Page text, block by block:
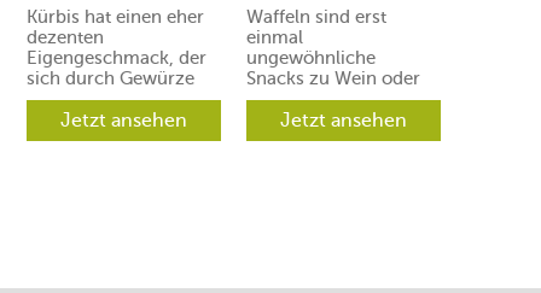
Kürbis hat einen eher
dezenten
Eigengeschmack, der
sich durch Gewürze
und Aromen leicht in
verschiedene
Richtungen lenken
Jetzt ansehen
Waffeln sind erst
einmal
ungewöhnliche
Snacks zu Wein oder
Prosecco. Ihre Gäste
werden aber
begeistert sein.
Jetzt ansehen